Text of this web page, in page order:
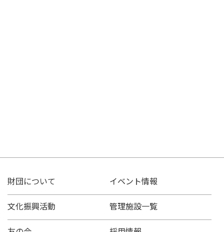
財団について イベント情報
文化振興活動 管理施設一覧